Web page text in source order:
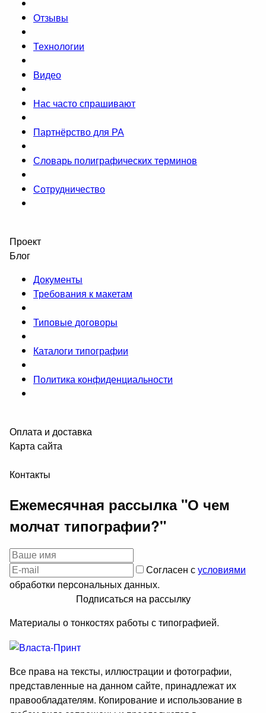
Отзывы
Технологии
Видео
Нас часто спрашивают
Партнёрство для РА
Словарь полиграфических терминов
Сотрудничество
Проект
Блог
Документы
Требования к макетам
Типовые договоры
Каталоги типографии
Политика конфиденциальности
Оплата и доставка
Карта сайта
Контакты
Ежемесячная рассылка "О чем
молчат типографии?"
Согласен сусловиями
обработки персональных данных.
Подписаться на рассылку
Материалы о тонкостях работы с типографией.
Все права на тексты, иллюстрации и фотографии,
представленные на данном сайте, принадлежат их
правообладателям. Копирование и использование в